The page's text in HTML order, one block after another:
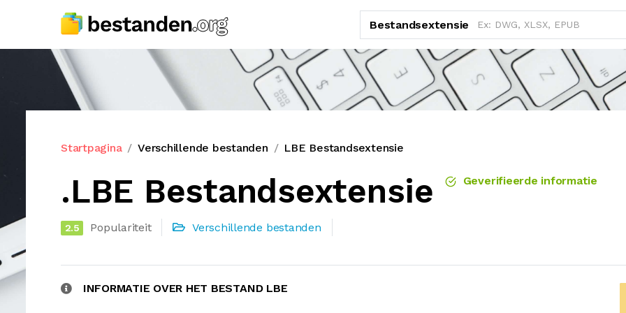
Bestandsextensie
Startpagina Verschillende bestanden LBE Bestandsextensie
.LBE Bestandsextensie Geverifieerde informatie
2.5 Populariteit Verschillende bestanden
INFORMATIE OVER HET BESTAND LBE